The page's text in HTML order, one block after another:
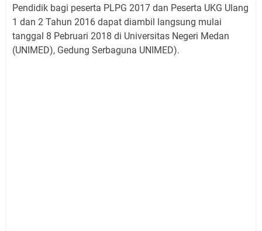
Pendidik bagi peserta PLPG 2017 dan Peserta UKG Ulang
1 dan 2 Tahun 2016 dapat diambil langsung mulai
tanggal 8 Pebruari 2018 di Universitas Negeri Medan
(UNIMED), Gedung Serbaguna UNIMED).